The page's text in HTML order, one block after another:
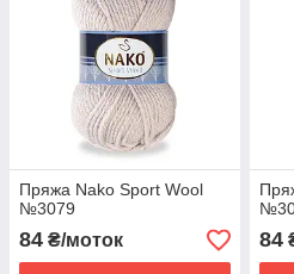
Пряжа Nako Sport Wool
№3079
84 ₴/моток 84